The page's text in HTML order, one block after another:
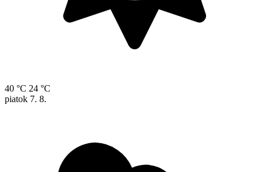
40 °C 24 °C
piatok 7. 8.